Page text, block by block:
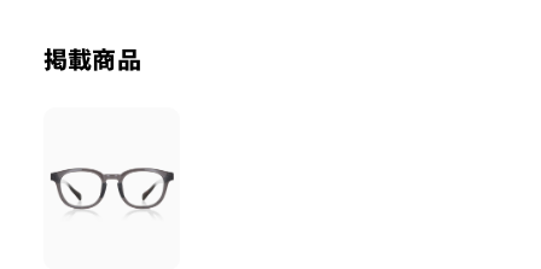
主役にも脇役にもなれる万能フレームですね✨
ください❣️
フレームカラー: ペールブルー(261)
掲載商品